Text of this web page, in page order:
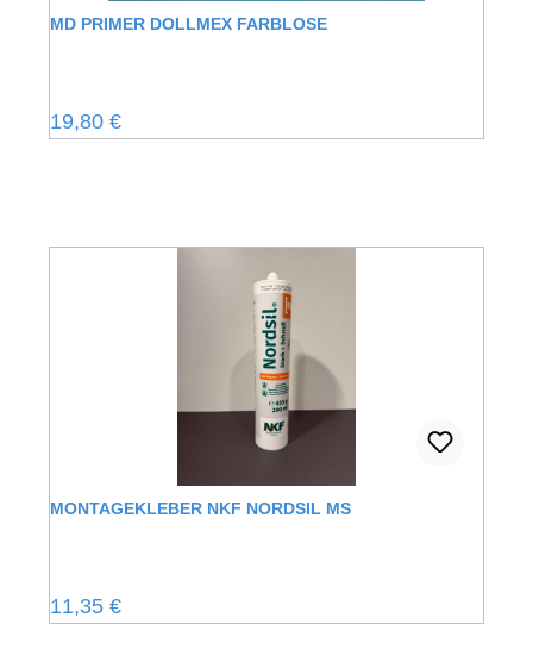
MD PRIMER DOLLMEX FARBLOSE
Regulärer Preis:
19,80 €
MONTAGEKLEBER NKF NORDSIL MS
Regulärer Preis:
11,35 €